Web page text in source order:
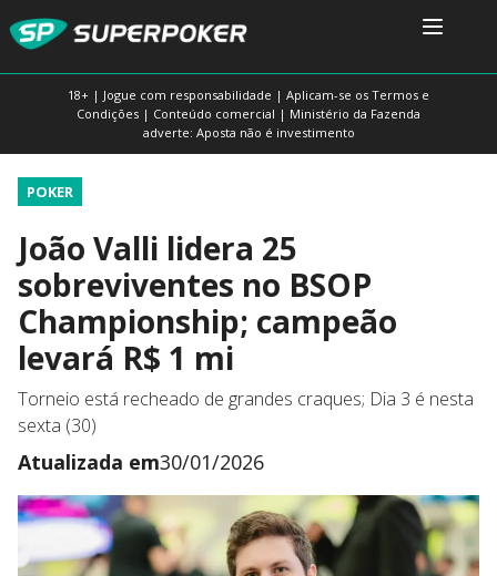
18+ | Jogue com responsabilidade | Aplicam-se os Termos e
Condições | Conteúdo comercial | Ministério da Fazenda
adverte: Aposta não é investimento
POKER
João Valli lidera 25
sobreviventes no BSOP
Championship; campeão
levará R$ 1 mi
Torneio está recheado de grandes craques; Dia 3 é nesta
sexta (30)
Atualizada em30/01/2026